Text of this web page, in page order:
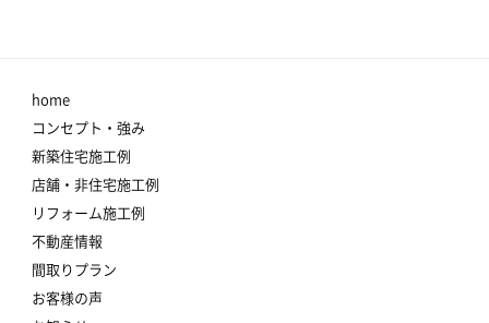
home
コンセプト・強み
新築住宅施工例
店舗・非住宅施工例
リフォーム施工例
不動産情報
間取りプラン
お客様の声